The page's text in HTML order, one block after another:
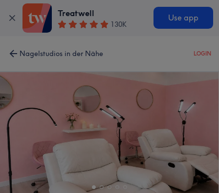
Treatwell
130K
Use app
Nagelstudios in der Nähe LOGIN